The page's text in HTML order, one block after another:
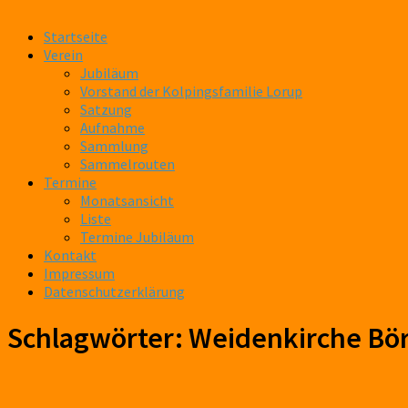
Startseite
Verein
Jubiläum
Vorstand der Kolpingsfamilie Lorup
Satzung
Aufnahme
Sammlung
Sammelrouten
Termine
Monatsansicht
Liste
Termine Jubiläum
Kontakt
Impressum
Datenschutzerklärung
Schlagwörter: Weidenkirche